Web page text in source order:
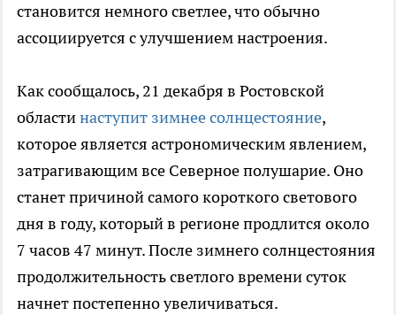
становится немного светлее, что обычно
ассоциируется с улучшением настроения.
Как сообщалось, 21 декабря в Ростовской
областинаступит зимнее солнцестояние,
которое является астрономическим явлением,
затрагивающим все Северное полушарие. Оно
станет причиной самого короткого светового
дня в году, который в регионе продлится около
7 часов 47 минут. После зимнего солнцестояния
продолжительность светлого времени суток
начнет постепенно увеличиваться.